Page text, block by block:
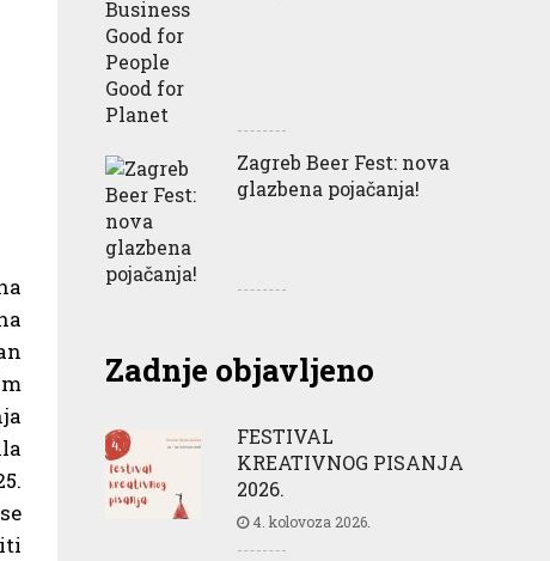
Zagreb Beer Fest: nova
glazbena pojačanja!
Zadnje objavljeno
FESTIVAL
KREATIVNOG PISANJA
2026.
4. kolovoza 2026.